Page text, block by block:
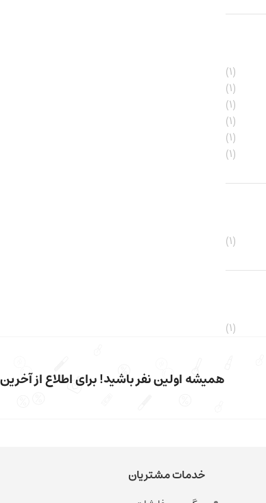
(1)
(1)
(1)
(1)
(1)
(1)
(1)
(1)
همیشه اولین نفر باشید! برای اطلاع از
خدمات مشتریان